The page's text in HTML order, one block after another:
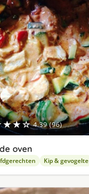
4.39 (96)
oven
Kip & gevogelte